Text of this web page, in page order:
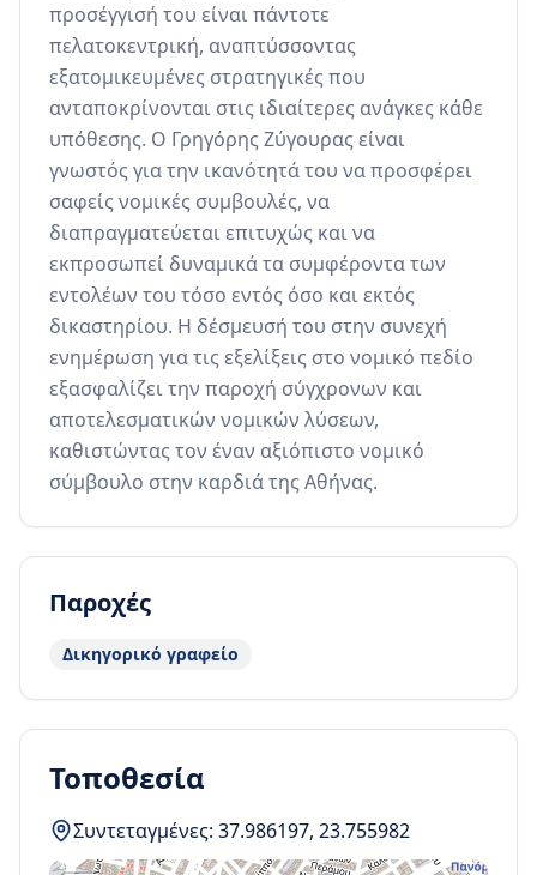
προσέγγισή του είναι πάντοτε
πελατοκεντρική, αναπτύσσοντας
εξατομικευμένες στρατηγικές που
ανταποκρίνονται στις ιδιαίτερες ανάγκες κάθε
υπόθεσης. Ο Γρηγόρης Ζύγουρας είναι
γνωστός για την ικανότητά του να προσφέρει
σαφείς νομικές συμβουλές, να
διαπραγματεύεται επιτυχώς και να
εκπροσωπεί δυναμικά τα συμφέροντα των
εντολέων του τόσο εντός όσο και εκτός
δικαστηρίου. Η δέσμευσή του στην συνεχή
ενημέρωση για τις εξελίξεις στο νομικό πεδίο
εξασφαλίζει την παροχή σύγχρονων και
αποτελεσματικών νομικών λύσεων,
καθιστώντας τον έναν αξιόπιστο νομικό
σύμβουλο στην καρδιά της Αθήνας.
Παροχές
Δικηγορικό γραφείο
Τοποθεσία
Συντεταγμένες: 37.986197, 23.755982